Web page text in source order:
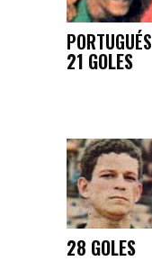
PORTUGUÉS
21 GOLES
28 GOLES